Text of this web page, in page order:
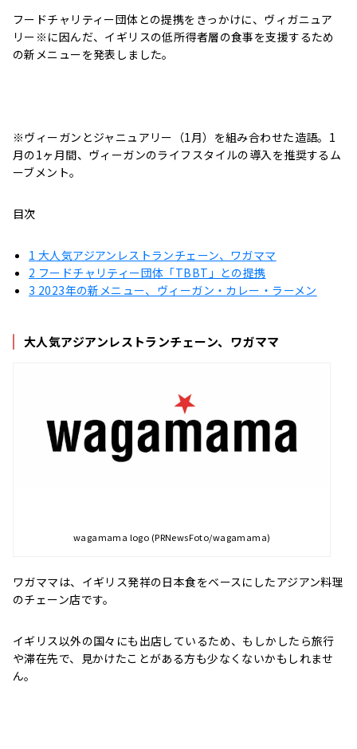
フードチャリティー団体との提携をきっかけに、ヴィガニュア
リー※に因んだ、イギリスの低所得者層の食事を支援するため
の新メニューを発表しました。
※ヴィーガンとジャニュアリー（1月）を組み合わせた造語。1
月の1ヶ月間、ヴィーガンのライフスタイルの導入を推奨するム
ーブメント。
目次
1 大人気アジアンレストランチェーン、ワガママ
2 フードチャリティー団体「TBBT」との提携
3 2023年の新メニュー、ヴィーガン・カレー・ラーメン
大人気アジアンレストランチェーン、ワガママ
wagamama logo (PRNewsFoto/wagamama)
ワガママは、イギリス発祥の日本食をベースにしたアジアン料理
のチェーン店です。
イギリス以外の国々にも出店しているため、もしかしたら旅行
や滞在先で、見かけたことがある方も少なくないかもしれませ
ん。